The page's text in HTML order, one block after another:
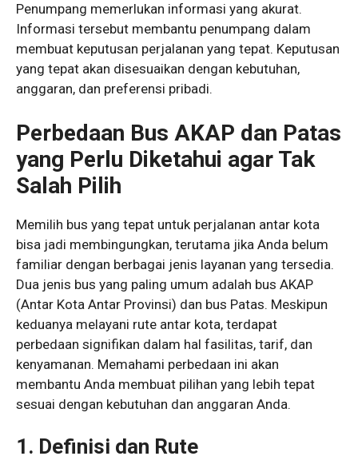
Penumpang memerlukan informasi yang akurat.
Informasi tersebut membantu penumpang dalam
membuat keputusan perjalanan yang tepat. Keputusan
yang tepat akan disesuaikan dengan kebutuhan,
anggaran, dan preferensi pribadi.
Perbedaan Bus AKAP dan Patas
yang Perlu Diketahui agar Tak
Salah Pilih
Memilih bus yang tepat untuk perjalanan antar kota
bisa jadi membingungkan, terutama jika Anda belum
familiar dengan berbagai jenis layanan yang tersedia.
Dua jenis bus yang paling umum adalah bus AKAP
(Antar Kota Antar Provinsi) dan bus Patas. Meskipun
keduanya melayani rute antar kota, terdapat
perbedaan signifikan dalam hal fasilitas, tarif, dan
kenyamanan. Memahami perbedaan ini akan
membantu Anda membuat pilihan yang lebih tepat
sesuai dengan kebutuhan dan anggaran Anda.
1. Definisi dan Rute